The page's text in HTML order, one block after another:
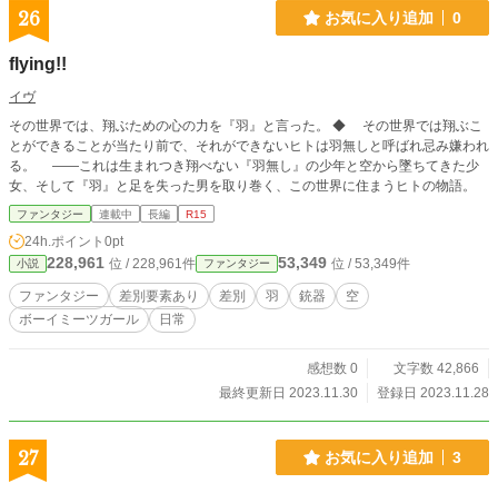
26 お気に入り追加 0
flying!!
イヴ
その世界では、翔ぶための心の力を『羽』と言った。 ◆ その世界では翔ぶこ
とができることが当たり前で、それができないヒトは羽無しと呼ばれ忌み嫌われ
る。 ――これは生まれつき翔べない『羽無し』の少年と空から墜ちてきた少
女、そして『羽』と足を失った男を取り巻く、この世界に住まうヒトの物語。
ファンタジー 連載中 長編 R15
24h.ポイント 0pt
小説 228,961 位 / 228,961件 ファンタジー 53,349 位 / 53,349件
ファンタジー 差別要素あり 差別 羽 銃器
空
ボーイミーツガール
日常
感想数 0
文字数 42,866
最終更新日 2023.11.30
登録日 2023.11.28
27 お気に入り追加 3